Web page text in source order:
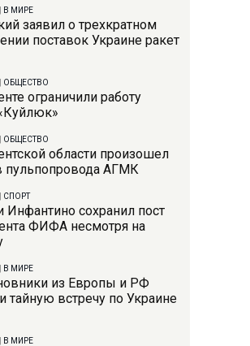
В МИРЕ
заявил о трехкратном
поставок Украине ракет
ОБЩЕСТВО
ограничили работу
ОБЩЕСТВО
области произошел
пульпопровода АГМК
СПОРТ
сохранил пост
ФИФА несмотря на
В МИРЕ
из Европы и РФ
тайную встречу по Украине
В МИРЕ